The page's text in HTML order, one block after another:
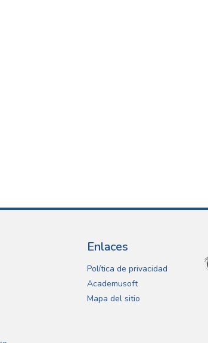
Enlaces
Política de privacidad
Academusoft
Mapa del sitio